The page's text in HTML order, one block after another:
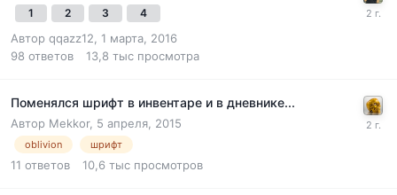
1 2 3 4
Автор qqazz12 1 марта, 2016
98 ответов 13,8 тыс просмотра
Поменялся шрифт в инвентаре и в дневнике...
Автор Mekkor, 5 апреля, 2015
oblivion шрифт
11 ответов 10,6 тыс просмотров